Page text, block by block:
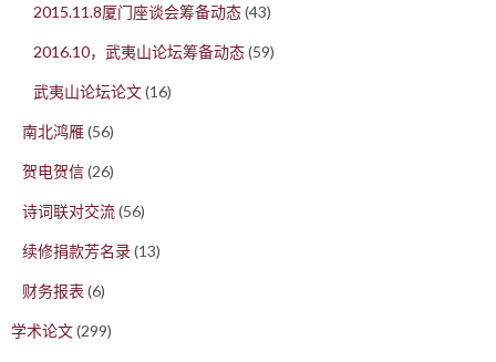
2015.11.8厦门座谈会筹备动态(43)
2016.10，武夷山论坛筹备动态(59)
武夷山论坛论文(16)
南北鸿雁(56)
贺电贺信(26)
诗词联对交流(56)
续修捐款芳名录(13)
财务报表 (6)
学术论文(299)